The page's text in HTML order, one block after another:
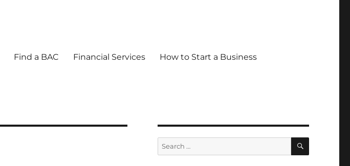
Find a BAC Financial Services How to Start a Business
Search
for:
SEARCH